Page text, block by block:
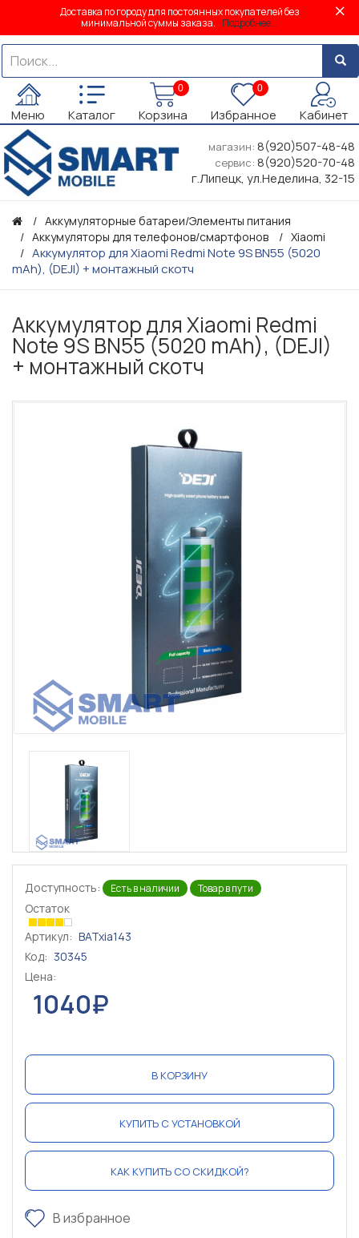
Доставка по городу для постоянных покупателей без
минимальной суммы заказа. Подробнее...
Меню Каталог
0
Корзина
0
Избранное Кабинет
магазин: 8(920)507-48-48
сервис: 8(920)520-70-48
г.Липецк, ул.Неделина, 32-15
Аккумуляторные батареи/Элементы питания
Аккумуляторы для телефонов/смартфонов
Xiaomi
Аккумулятор для Xiaomi Redmi Note 9S BN55 (5020
mAh), (DEJI) + монтажный скотч
Аккумулятор для Xiaomi Redmi
Note 9S BN55 (5020 mAh), (DEJI)
+ монтажный скотч
Доступность: Есть в наличии Товар в пути
Остаток
Артикул: BATxia143
Код: 30345
Цена:
1040₽
В КОРЗИНУ
КУПИТЬ С УСТАНОВКОЙ
КАК КУПИТЬ СО СКИДКОЙ?
В избранное